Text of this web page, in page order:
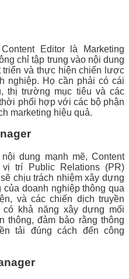
Editor là Marketing
chỉ tập trung vào nội dung
triển và thực hiện chiến lược
nghiệp. Họ cần phải có cái
thị trường mục tiêu và các
phối hợp với các bộ phận
marketing hiệu quả.
dung mạnh mẽ, Content
trí Public Relations (PR)
chịu trách nhiệm xây dựng
doanh nghiệp thông qua
và các chiến dịch truyền
có khả năng xây dựng mối
thông, đảm bảo rằng thông
tải đúng cách đến công